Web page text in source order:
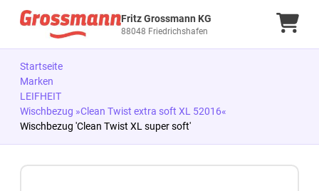
Fritz Grossmann KG
88048 Friedrichshafen
Startseite
Marken
LEIFHEIT
Wischbezug »Clean Twist extra soft XL 52016«
Wischbezug 'Clean Twist XL super soft'